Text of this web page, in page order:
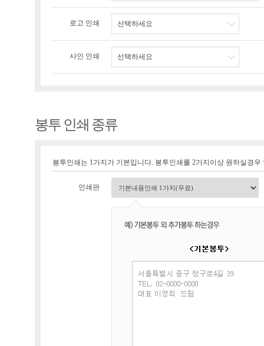
로고 인쇄 선택하세요
사인 인쇄 선택하세요
봉투 인쇄 종류
봉투인쇄는 1가지가 기본입니다. 봉투인쇄를 2가지이상 원하실경
인쇄판